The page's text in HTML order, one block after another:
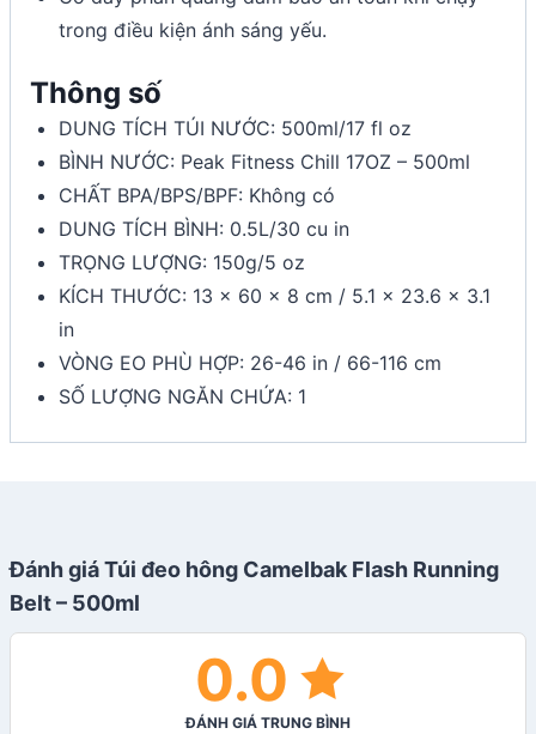
trong điều kiện ánh sáng yếu.
Thông số
DUNG TÍCH TÚI NƯỚC: 500ml/17 fl oz
BÌNH NƯỚC: Peak Fitness Chill 17OZ – 500ml
CHẤT BPA/BPS/BPF: Không có
DUNG TÍCH BÌNH: 0.5L/30 cu in
TRỌNG LƯỢNG: 150g/5 oz
KÍCH THƯỚC: 13 x 60 x 8 cm / 5.1 x 23.6 x 3.1
in
VÒNG EO PHÙ HỢP: 26-46 in / 66-116 cm
SỐ LƯỢNG NGĂN CHỨA: 1
Đánh giá Túi đeo hông Camelbak Flash Running
Belt – 500ml
0.0
ĐÁNH GIÁ TRUNG BÌNH